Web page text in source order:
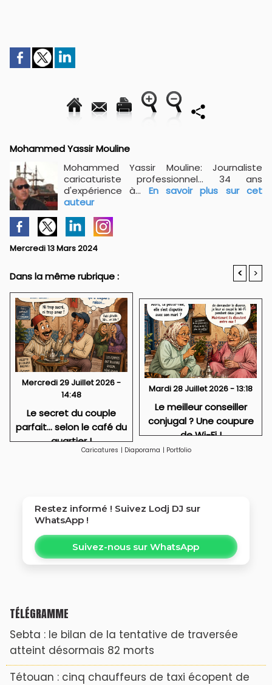
Mohammed Yassir Mouline
Mohammed Yassir Mouline: Journaliste
caricaturiste professionnel... 34 ans
d'expérience à... En savoir plus sur cet
auteur
Mercredi 13 Mars 2024
Dans la même rubrique : < >
Mercredi 29 Juillet 2026 -
14:48
Le secret du couple
parfait… selon le café du
quartier !
Mardi 28 Juillet 2026 - 13:18
Le meilleur conseiller
conjugal ? Une coupure
de Wi-Fi !
Caricatures | Diaporama | Portfolio
Restez informé ! Suivez Lodj DJ sur
WhatsApp !
Suivez-nous sur WhatsApp
TÉLÉGRAMME
Sebta : le bilan de la tentative de traversée
atteint désormais 82 morts
Tétouan : cinq chauffeurs de taxi écopent de